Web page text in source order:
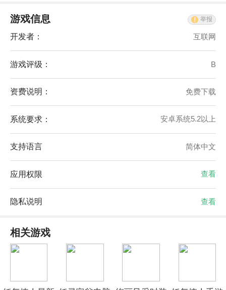
游戏信息 举报
开发者： 互联网
游戏评级： B
资费说明： 免费下载
系统要求： 安卓系统5.2以上
支持语言 简体中文
应用权限 查看
隐私说明 查看
相关游戏